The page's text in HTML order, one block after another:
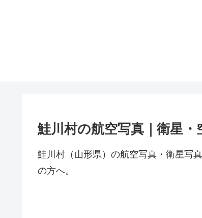
鮭川村の航空写真｜衛星・
鮭川村（山形県）の航空写真・衛星写
の方へ。